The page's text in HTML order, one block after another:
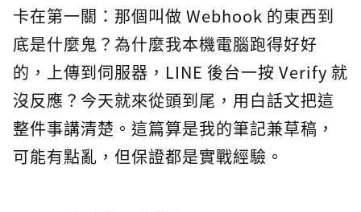
卡在第一關：那個叫做 Webhook 的東西到
底是什麼鬼？為什麼我本機電腦跑得好好
的，上傳到伺服器，LINE 後台一按 Verify 就
沒反應？今天就來從頭到尾，用白話文把這
整件事講清楚。這篇算是我的筆記兼草稿，
可能有點亂，但保證都是實戰經驗。